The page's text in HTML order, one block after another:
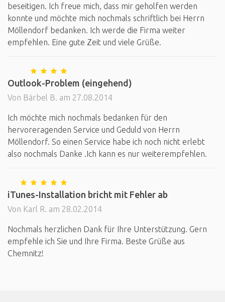
beseitigen. Ich freue mich, dass mir geholfen werden
konnte und möchte mich nochmals schriftlich bei Herrn
Möllendorf bedanken. Ich werde die Firma weiter
empfehlen. Eine gute Zeit und viele Grüße.
Outlook-Problem (eingehend)
Von Bärbel B. am 27.08.2014
Ich möchte mich nochmals bedanken für den
hervoreragenden Service und Geduld von Herrn
Möllendorf. So einen Service habe ich noch nicht erlebt
also nochmals Danke .Ich kann es nur weiterempfehlen.
iTunes-Installation bricht mit Fehler ab
Von Karl R. am 28.02.2014
Nochmals herzlichen Dank für Ihre Unterstützung. Gern
empfehle ich Sie und Ihre Firma. Beste Grüße aus
Chemnitz!